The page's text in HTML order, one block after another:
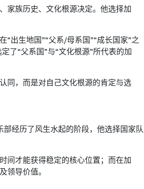
家族历史、文化根源决定。他选择加
出生地国”“父系/母系国”“成长国家”之
了“父系国”与“文化根源”所代表的加
同，而是对自己文化根源的肯定与选
经历了风生水起的阶段，他选择国家队
间才能获得稳定的核心位置；而在加
领导价值。